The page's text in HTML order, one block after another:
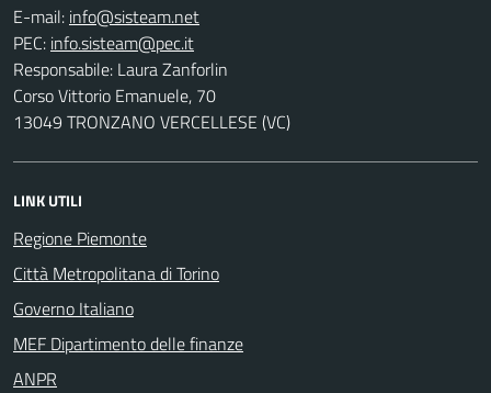
E-mail:
PEC:
Responsabile: Laura Zanforlin
Corso Vittorio Emanuele, 70
13049 TRONZANO VERCELLESE (VC)
LINK UTILI
Regione Piemonte
Città Metropolitana di Torino
Governo Italiano
MEF Dipartimento delle finanze
ANPR